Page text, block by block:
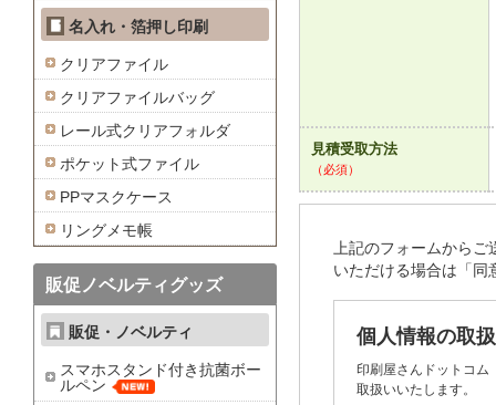
見積受取方法
（必須）
上記のフォームから
いただける場合は「同
個人情報の取
印刷屋さんドットコム
取扱いいたします。
名入れ・箔押し印刷
クリアファイル
クリアファイルバッグ
レール式クリアフォルダ
ポケット式ファイル
PPマスクケース
リングメモ帳
販促ノベルティグッズ
販促・ノベルティ
スマホスタンド付き抗菌ボー
ルペン